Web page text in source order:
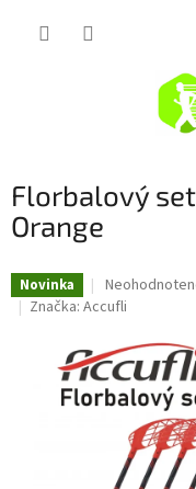
Florbalový set
Orange
Novinka
Priemerné
hodnotenie
je
0,0
z
5
hviezdičiek.
Značka: Accufli